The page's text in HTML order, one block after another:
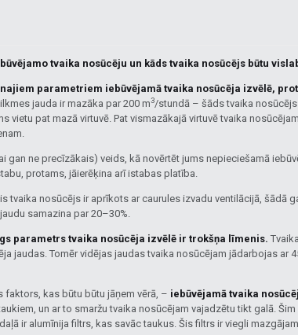
tvaika nosūcēju un kāds tvaika nosūcējs būtu
parametriem iebūvējamā tvaika nosūcēja izvēlē,
jauda ir mazāka par 200 m3/stundā – šāds tvaika
vietu pat mazā virtuvē. Pat vismazākajā virtuvē tvaika
gan ne precīzākais) veids, kā novērtēt jums nepieciešamā
protams, jāierēķina arī istabas platība.
tvaika nosūcējs ir aprīkots ar caurules izvadu ventilācijā, šādā
samazina par 20–30%.
parametrs tvaika nosūcēja izvēlē ir trokšņa līmenis.
jaudas. Tomēr vidējas jaudas tvaika nosūcējam jādarbojas
faktors, kas būtu būtu jāņem vērā, – iebūvējamā tvaika
un ar to smaržu tvaika nosūcējam vajadzētu tikt galā.
ir alumīnija filtrs, kas savāc taukus. Šis filtrs ir viegli